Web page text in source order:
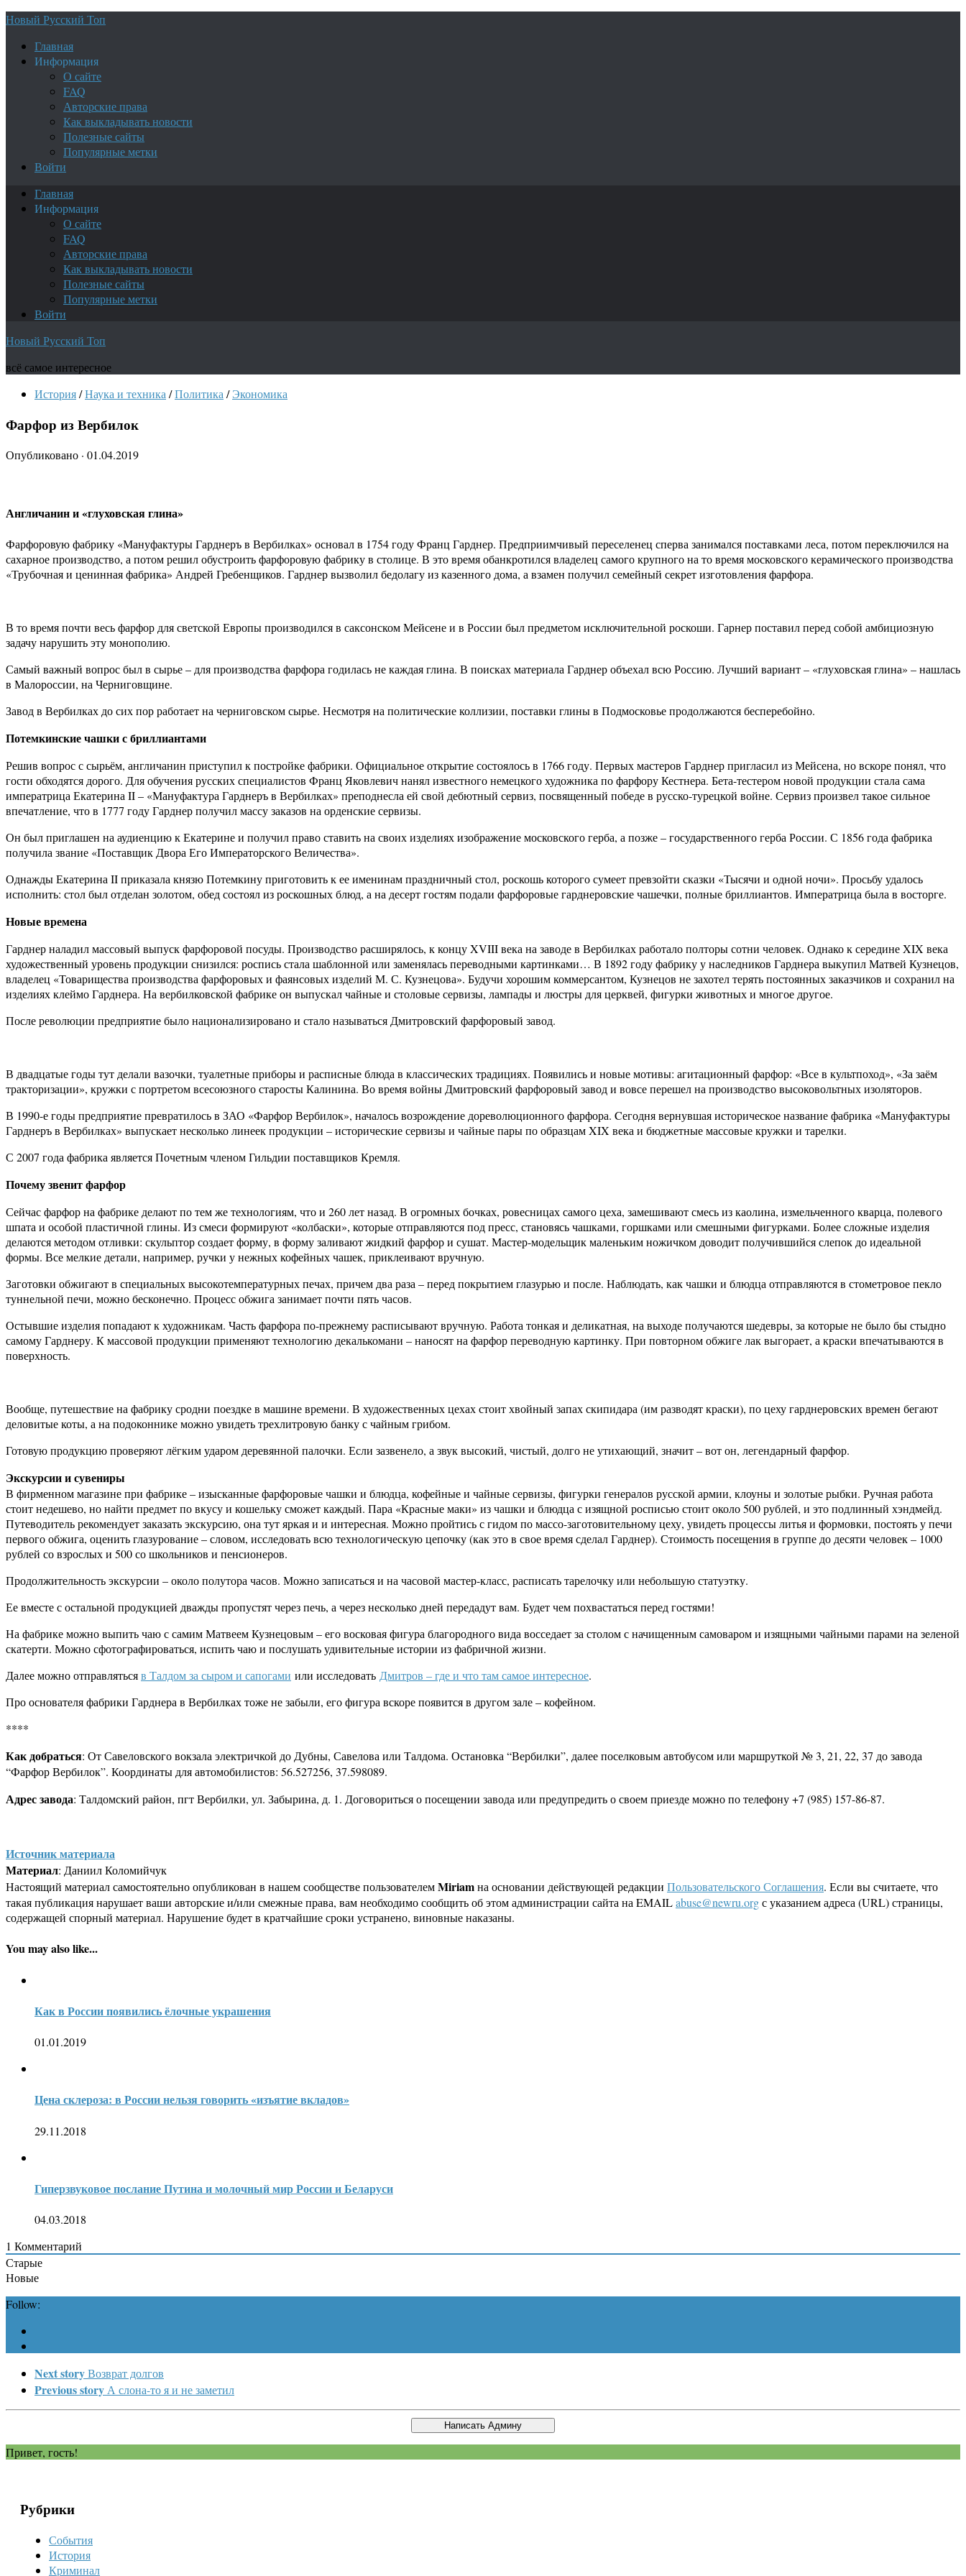
Новый Русский Топ
Главная
Информация
О сайте
FAQ
Авторские права
Как выкладывать новости
Полезные сайты
Популярные метки
Войти
Главная
Информация
О сайте
FAQ
Авторские права
Как выкладывать новости
Полезные сайты
Популярные метки
Войти
Новый Русский Топ
всё самое интересное
История/Наука и техника /Политика / Экономика
Фарфор из Вербилок
Опубликовано · 01.04.2019
​Англичанин и «глуховская глина»
Фарфоровую фабрику «Мануфактуры Гарднеръ в Вербилках» основал в 1754 году Франц Гарднер. Предприимчивый переселенец сперва занимался поставками леса, потом переключился на
сахарное производство, а потом решил обустроить фарфоровую фабрику в столице. В это время обанкротился владелец самого крупного на то время московского керамического производства
«Трубочная и ценинная фабрика» Андрей Гребенщиков. Гарднер вызволил бедолагу из казенного дома, а взамен получил семейный секрет изготовления фарфора.
В то время почти весь фарфор для светской Европы производился в саксонском Мейсене и в России был предметом исключительной роскоши. Гарнер поставил перед собой амбициозную
задачу нарушить эту монополию.
Самый важный вопрос был в сырье – для производства фарфора годилась не каждая глина. В поисках материала Гарднер объехал всю Россию. Лучший вариант – «глуховская глина» – нашлась
в Малороссии, на Черниговщине.
Завод в Вербилках до сих пор работает на черниговском сырье. Несмотря на политические коллизии, поставки глины в Подмосковье продолжаются бесперебойно.
​Потемкинские чашки с бриллиантами
Решив вопрос с сырьём, англичанин приступил к постройке фабрики. Официальное открытие состоялось в 1766 году. Первых мастеров Гарднер пригласил из Мейсена, но вскоре понял, что
гости обходятся дорого. Для обучения русских специалистов Франц Яковлевич нанял известного немецкого художника по фарфору Кестнера. Бета-тестером новой продукции стала сама
императрица Екатерина II – «Мануфактура Гарднеръ в Вербилках» преподнесла ей свой дебютный сервиз, посвященный победе в русско-турецкой войне. Сервиз произвел такое сильное
впечатление, что в 1777 году Гарднер получил массу заказов на орденские сервизы.
Он был приглашен на аудиенцию к Екатерине и получил право ставить на своих изделиях изображение московского герба, а позже – государственного герба России. С 1856 года фабрика
получила звание «Поставщик Двора Его Императорского Величества».
Однажды Екатерина II приказала князю Потемкину приготовить к ее именинам праздничный стол, роскошь которого сумеет превзойти сказки «Тысячи и одной ночи». Просьбу удалось
исполнить: стол был отделан золотом, обед состоял из роскошных блюд, а на десерт гостям подали фарфоровые гарднеровские чашечки, полные бриллиантов. Императрица была в восторге.
​Новые времена
Гарднер наладил массовый выпуск фарфоровой посуды. Производство расширялось, к концу XVIII века на заводе в Вербилках работало полторы сотни человек. Однако к середине XIX века
художественный уровень продукции снизился: роспись стала шаблонной или заменялась переводными картинками… В 1892 году фабрику у наследников Гарднера выкупил Матвей Кузнецов,
владелец «Товарищества производства фарфоровых и фаянсовых изделий М. С. Кузнецова». Будучи хорошим коммерсантом, Кузнецов не захотел терять постоянных заказчиков и сохранил на
изделиях клеймо Гарднера. На вербилковской фабрике он выпускал чайные и столовые сервизы, лампады и люстры для церквей, фигурки животных и многое другое.
После революции предприятие было национализировано и стало называться Дмитровский фарфоровый завод.
В двадцатые годы тут делали вазочки, туалетные приборы и расписные блюда в классических традициях. Появились и новые мотивы: агитационный фарфор: «Все в культпоход», «За заём
тракторизации», кружки с портретом всесоюзного старосты Калинина. Во время войны Дмитровский фарфоровый завод и вовсе перешел на производство высоковольтных изоляторов.
В 1990-е годы предприятие превратилось в ЗАО «Фарфор Вербилок», началось возрождение дореволюционного фарфора. Cегодня вернувшая историческое название фабрика «Мануфактуры
Гарднеръ в Вербилках» выпускает несколько линеек продукции – исторические сервизы и чайные пары по образцам XIX века и бюджетные массовые кружки и тарелки.
С 2007 года фабрика является Почетным членом Гильдии поставщиков Кремля.
​Почему звенит фарфор
Сейчас фарфор на фабрике делают по тем же технологиям, что и 260 лет назад. В огромных бочках, ровесницах самого цеха, замешивают смесь из каолина, измельченного кварца, полевого
шпата и особой пластичной глины. Из смеси формируют «колбаски», которые отправляются под пресс, становясь чашками, горшками или смешными фигурками. Более сложные изделия
делаются методом отливки: скульптор создает форму, в форму заливают жидкий фарфор и сушат. Мастер-модельщик маленьким ножичком доводит получившийся слепок до идеальной
формы. Все мелкие детали, например, ручки у нежных кофейных чашек, приклеивают вручную.
Заготовки обжигают в специальных высокотемпературных печах, причем два раза – перед покрытием глазурью и после. Наблюдать, как чашки и блюдца отправляются в стометровое пекло
туннельной печи, можно бесконечно. Процесс обжига занимает почти пять часов.
Остывшие изделия попадают к художникам. Часть фарфора по-прежнему расписывают вручную. Работа тонкая и деликатная, на выходе получаются шедевры, за которые не было бы стыдно
самому Гарднеру. К массовой продукции применяют технологию декалькомани – наносят на фарфор переводную картинку. При повторном обжиге лак выгорает, а краски впечатываются в
поверхность.
Вообще, путешествие на фабрику сродни поездке в машине времени. В художественных цехах стоит хвойный запах скипидара (им разводят краски), по цеху гарднеровских времен бегают
деловитые коты, а на подоконнике можно увидеть трехлитровую банку с чайным грибом.
Готовую продукцию проверяют лёгким ударом деревянной палочки. Если зазвенело, а звук высокий, чистый, долго не утихающий, значит – вот он, легендарный фарфор.
Экскурсии и сувениры
В фирменном магазине при фабрике – изысканные фарфоровые чашки и блюдца, кофейные и чайные сервизы, фигурки генералов русской армии, клоуны и золотые рыбки. Ручная работа
стоит недешево, но найти предмет по вкусу и кошельку сможет каждый. Пара «Красные маки» из чашки и блюдца с изящной росписью стоит около 500 рублей, и это подлинный хэндмейд.
Путеводитель рекомендует заказать экскурсию, она тут яркая и и интересная. Можно пройтись с гидом по массо-заготовительному цеху, увидеть процессы литья и формовки, постоять у печи
первого обжига, оценить глазурование – словом, исследовать всю технологическую цепочку (как это в свое время сделал Гарднер). Стоимость посещения в группе до десяти человек – 1000
рублей со взрослых и 500 со школьников и пенсионеров.
Продолжительность экскурсии – около полутора часов. Можно записаться и на часовой мастер-класс, расписать тарелочку или небольшую статуэтку.
Ее вместе с остальной продукцией дважды пропустят через печь, а через несколько дней передадут вам. Будет чем похвастаться перед гостями!
На фабрике можно выпить чаю с самим Матвеем Кузнецовым – его восковая фигура благородного вида восседает за столом с начищенным самоваром и изящными чайными парами на зеленой
скатерти. Можно сфотографироваться, испить чаю и послушать удивительные истории из фабричной жизни.
Далее можно отправлятьсяв Талдом за сыром и сапогами или исследовать Дмитров – где и что там самое интересное.
Про основателя фабрики Гарднера в Вербилках тоже не забыли, его фигура вскоре появится в другом зале – кофейном.
****
Как добраться: От Савеловского вокзала электричкой до Дубны, Савелова или Талдома. Остановка “Вербилки”, далее поселковым автобусом или маршруткой № 3, 21, 22, 37 до завода
“Фарфор Вербилок”. Координаты для автомобилистов: 56.527256, 37.598089.
Адрес завода: Талдомский район, пгт Вербилки, ул. Забырина, д. 1. Договориться о посещении завода или предупредить о своем приезде можно по телефону +7 (985) 157-86-87.
Источник материала
Материал: Даниил Коломийчук
Настоящий материал самостоятельно опубликован в нашем сообществе пользователемMiriamна основании действующей редакции Пользовательского Соглашения. Если вы считаете, что
такая публикация нарушает ваши авторские и/или смежные права, вам необходимо сообщить об этом администрации сайта на EMAILabuse@newru.orgс указанием адреса (URL) страницы,
содержащей спорный материал. Нарушение будет в кратчайшие сроки устранено, виновные наказаны.
You may also like...
Как в России появились ёлочные украшения
01.01.2019
​Цена склероза: в России нельзя говорить «изъятие вкладов»
29.11.2018
Гиперзвуковое послание Путина и молочный мир России и Беларуси
04.03.2018
1 Комментарий
Старые
Новые
Follow:
Next storyВозврат долгов
Previous story А слона-то я и не заметил
Привет, гость!
Рубрики
События
История
Криминал